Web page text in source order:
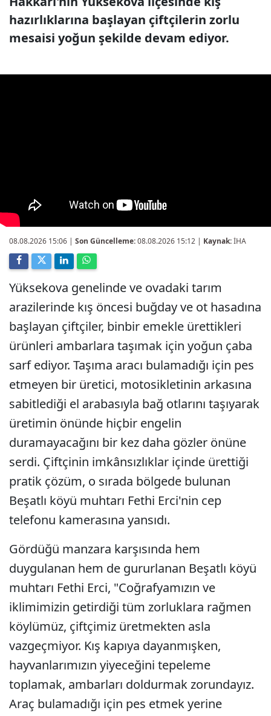
hazırlıklarına başlayan çiftçilerin zorlu
mesaisi yoğun şekilde devam ediyor.
08.08.2026 15:06 | Son Güncelleme:08.08.2026 15:12 | Kaynak:İHA
Yüksekova genelinde ve ovadaki tarım
arazilerinde kış öncesi buğday ve ot hasadına
başlayan çiftçiler, binbir emekle ürettikleri
ürünleri ambarlara taşımak için yoğun çaba
sarf ediyor. Taşıma aracı bulamadığı için pes
etmeyen bir üretici, motosikletinin arkasına
sabitlediği el arabasıyla bağ otlarını taşıyarak
üretimin önünde hiçbir engelin
duramayacağını bir kez daha gözler önüne
serdi. Çiftçinin imkânsızlıklar içinde ürettiği
pratik çözüm, o sırada bölgede bulunan
Beşatlı köyü muhtarı Fethi Erci'nin cep
telefonu kamerasına yansıdı.
Gördüğü manzara karşısında hem
duygulanan hem de gururlanan Beşatlı köyü
muhtarı Fethi Erci, "Coğrafyamızın ve
iklimimizin getirdiği tüm zorluklara rağmen
köylümüz, çiftçimiz üretmekten asla
vazgeçmiyor. Kış kapıya dayanmışken,
hayvanlarımızın yiyeceğini tepeleme
toplamak, ambarları doldurmak zorundayız.
Araç bulamadığı için pes etmek yerine